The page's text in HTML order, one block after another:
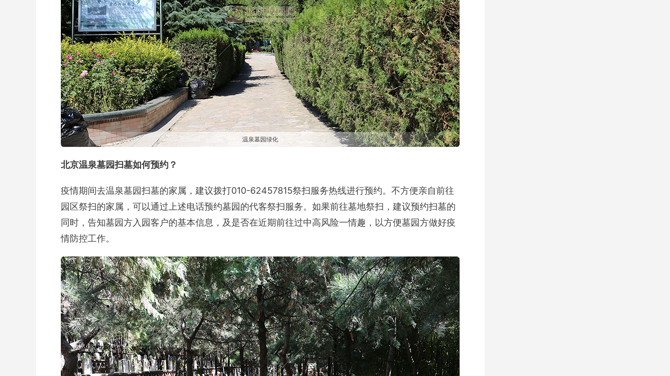
温泉墓园绿化
北京温泉墓园扫墓如何预约？
疫情期间去温泉墓园扫墓的家属，建议拨打010-62457815祭扫服务热线进行预约。不方便亲自前往
园区祭扫的家属，可以通过上述电话预约墓园的代客祭扫服务。如果前往墓地祭扫，建议预约扫墓的
同时，告知墓园方入园客户的基本信息，及是否在近期前往过中高风险一情趣，以方便墓园方做好疫
情防控工作。